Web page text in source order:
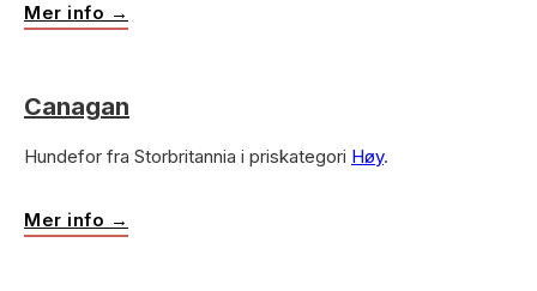
Mer info →
Canagan
Hundefor fra Storbritannia i priskategori Høy.
Mer info →